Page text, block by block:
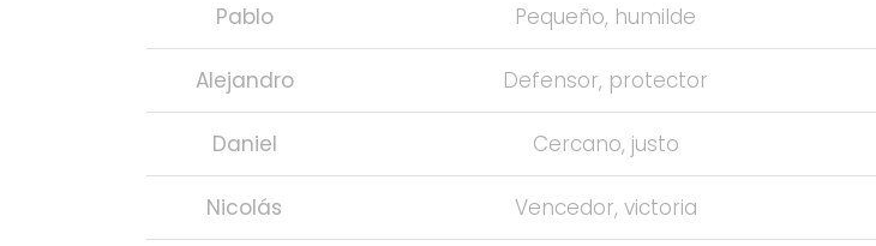
Pablo Pequeño, humilde
Alejandro Defensor, protector
Daniel Cercano, justo
Nicolás Vencedor, victoria